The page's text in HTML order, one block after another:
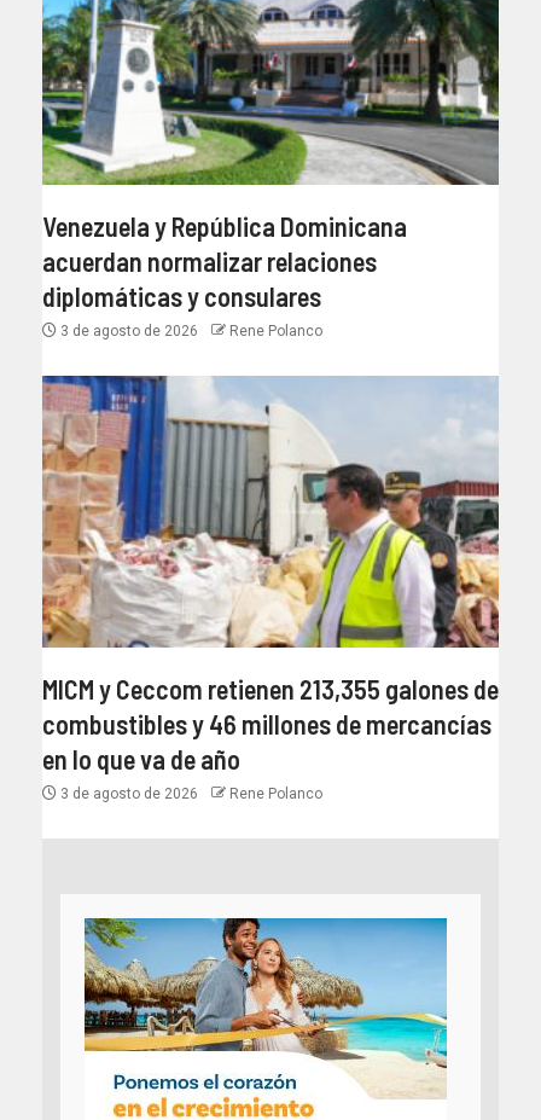
Venezuela y República Dominicana
acuerdan normalizar relaciones
diplomáticas y consulares
3 de agosto de 2026 Rene Polanco
MICM y Ceccom retienen 213,355 galones de
combustibles y 46 millones de mercancías
en lo que va de año
3 de agosto de 2026 Rene Polanco